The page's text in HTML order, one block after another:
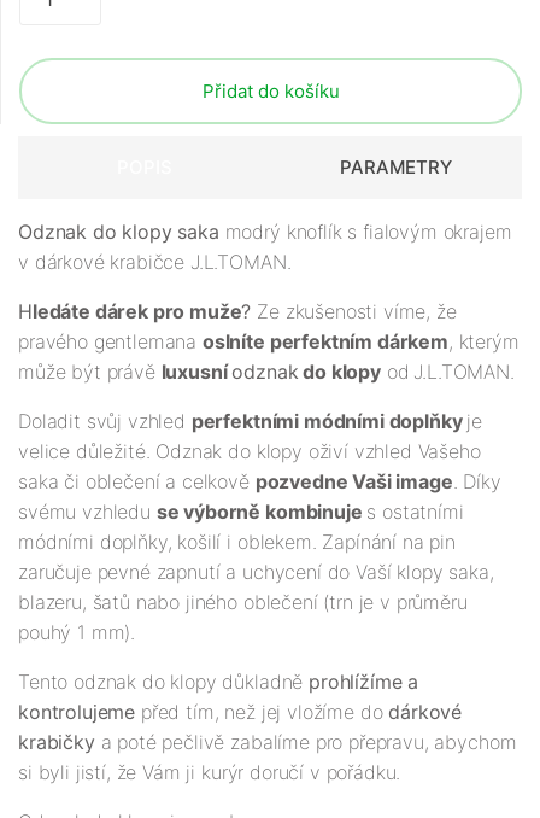
Přidat do košíku
PARAMETRY
Odznak do klopy saka modrý knoflík s fialovým okrajem
v dárkové krabičce J.L.TOMAN.
Hledáte dárek pro muže? Ze zkušenosti víme, že
pravého gentlemana oslníte perfektním dárkem, kterým
může být právě luxusníodznak do klopyod J.L.TOMAN.
Doladit svůj vzhled perfektními módními doplňky je
velice důležité. Odznak do klopy oživí vzhled Vašeho
saka či oblečení a celkově pozvedne Vaši image . Díky
svému vzhledu se výborně kombinuje s ostatními
módními doplňky, košilí i oblekem. Zapínání na pin
zaručuje pevné zapnutí a uchycení do Vaší klopy saka,
blazeru, šatů nabo jiného oblečení (trn je v průměru
pouhý 1 mm).
Tento odznak do klopy důkladně prohlížíme a
kontrolujeme před tím, než jej vložíme do dárkové
krabičkya poté pečlivě zabalíme pro přepravu, abychom
si byli jistí, že Vám ji kurýr doručí v pořádku.